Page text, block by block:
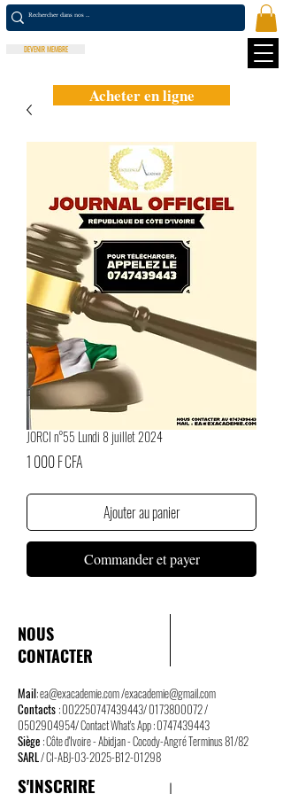
DEVENIR MEMBRE
Acheter en ligne
JORCI n°55 Lundi 8 juillet 2024
1 000 F CFAPrix
Ajouter au panier
Commander et payer
NOUS
CONTACTER
Mail:ea@exacademie.com/exacademie@gmail.com
Contacts :002250747439443/0173800072/
0502904954/ Contact What's App :0747439443
Siège : Côte d'Ivoire - Abidjan - Cocody-Angré Terminus 81/82
SARL/ CI-ABJ-03-2025-B12-01298
S'INSCRIRE